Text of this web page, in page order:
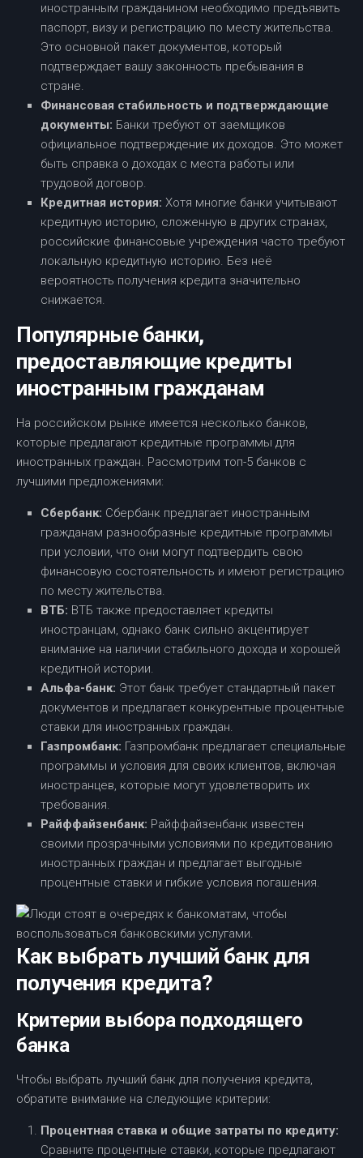
иностранным гражданином необходимо предъявить
паспорт, визу и регистрацию по месту жительства.
Это основной пакет документов, который
подтверждает вашу законность пребывания в
стране.
Финансовая стабильность и подтверждающие
документы: Банки требуют от заемщиков
официальное подтверждение их доходов. Это может
быть справка о доходах с места работы или
трудовой договор.
Кредитная история: Хотя многие банки учитывают
кредитную историю, сложенную в других странах,
российские финансовые учреждения часто требуют
локальную кредитную историю. Без неё
вероятность получения кредита значительно
снижается.
Популярные банки,
предоставляющие кредиты
иностранным гражданам
На российском рынке имеется несколько банков,
которые предлагают кредитные программы для
иностранных граждан. Рассмотрим топ-5 банков с
лучшими предложениями:
Сбербанк: Сбербанк предлагает иностранным
гражданам разнообразные кредитные программы
при условии, что они могут подтвердить свою
финансовую состоятельность и имеют регистрацию
по месту жительства.
ВТБ: ВТБ также предоставляет кредиты
иностранцам, однако банк сильно акцентирует
внимание на наличии стабильного дохода и хорошей
кредитной истории.
Альфа-банк: Этот банк требует стандартный пакет
документов и предлагает конкурентные процентные
ставки для иностранных граждан.
Газпромбанк: Газпромбанк предлагает специальные
программы и условия для своих клиентов, включая
иностранцев, которые могут удовлетворить их
требования.
Райффайзенбанк: Райффайзенбанк известен
своими прозрачными условиями по кредитованию
иностранных граждан и предлагает выгодные
процентные ставки и гибкие условия погашения.
Как выбрать лучший банк для
получения кредита?
Критерии выбора подходящего
банка
Чтобы выбрать лучший банк для получения кредита,
обратите внимание на следующие критерии:
Процентная ставка и общие затраты по кредиту:
Сравните процентные ставки, которые предлагают